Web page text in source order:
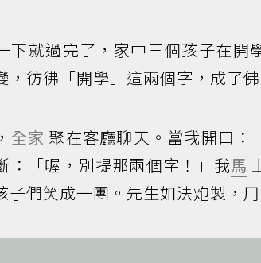
下就過完了，家中三個孩子在開
，彷彿「開學」這兩個字，成了
全家 聚在客廳聊天。當我開口
：「喔，別提那兩個字！」我馬
子們笑成一團。先生如法炮製，